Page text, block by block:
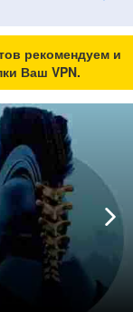
рекомендуем и
Ваш VPN.